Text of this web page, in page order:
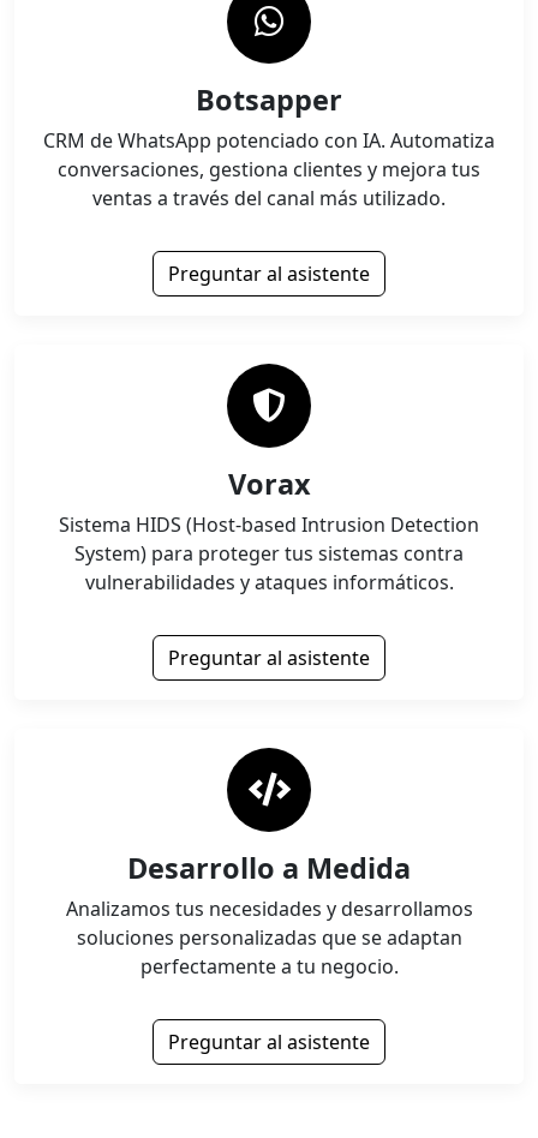
Botsapper
CRM de WhatsApp potenciado con IA. Automatiza
conversaciones, gestiona clientes y mejora tus
ventas a través del canal más utilizado.
Preguntar al asistente
Vorax
Sistema HIDS (Host-based Intrusion Detection
System) para proteger tus sistemas contra
vulnerabilidades y ataques informáticos.
Preguntar al asistente
Desarrollo a Medida
Analizamos tus necesidades y desarrollamos
soluciones personalizadas que se adaptan
perfectamente a tu negocio.
Preguntar al asistente